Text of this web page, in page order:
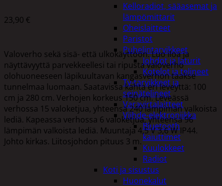
Kelloradiot, sääasemat ja
lämpömittarit
Oheislaitteet
Paristot
Puhelintarvikkeet
Johdot ja laturit
Kotelot ja telineet
Tv-tarvikkeet ja
seinätelineet
Varavirtalaitteet
Viihde-elektroniikka
Bluetooth
kaiuttimet
Kuulokkeet
Radiot
Koti ja sisustus
Huonekalut
23,90 €
Valoverho sekä sisä- että ulkokäyttöön. Luo iloa ja
näyttävyyttä parvekkeellesi tai ripusta valoverho
olohuoneeseen läpikuultavan kangasverhon taakse
tunnelmaa luomaan. Saatavissa kahta eri leveyttä: 100
cm ja 280 cm. Verhojen korkeus 150 cm. Leveässä
verhossa 15 valoketjua, yhteensä 240 lämpimän valkoista
lediä. Kapeassa verhossa 6 valoketjua, yhteensä 96
lämpimän valkoista lediä. Muuntaja 4,5 V 3,6 W IP44.
Johto kirkas. Liitosjohdon pituus 3 m.